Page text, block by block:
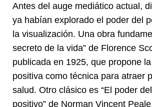
Antes del auge mediático actual,
ya habían explorado el poder del
la visualización. Una obra
secreto de la vida” de Florence
publicada en 1925, que propone
positiva como técnica para atraer
salud. Otro clásico es “El poder
positivo” de Norman Vincent